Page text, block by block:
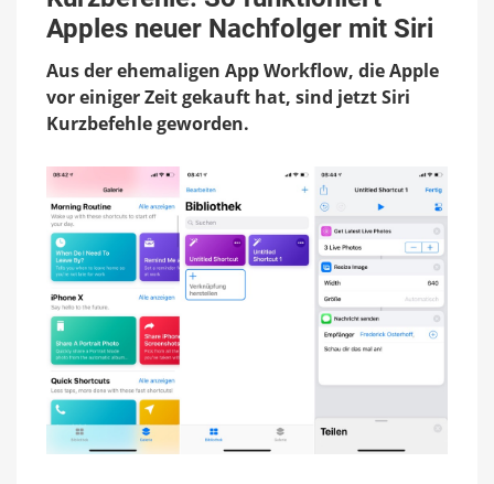
funktioniert
Apples
Nachfolger
mit
Apples neuer Nachfolger mit Siri
Aus der ehemaligen App Workflow, die Apple
vor einiger Zeit gekauft hat, sind jetzt Siri
Kurzbefehle geworden.